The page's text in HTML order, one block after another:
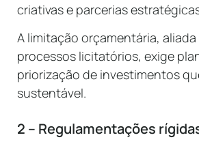
criativas e parcerias
A limitação orçamentária,
processos licitatórios, exige
priorização de investimentos
sustentável.
2 – Regulamentações